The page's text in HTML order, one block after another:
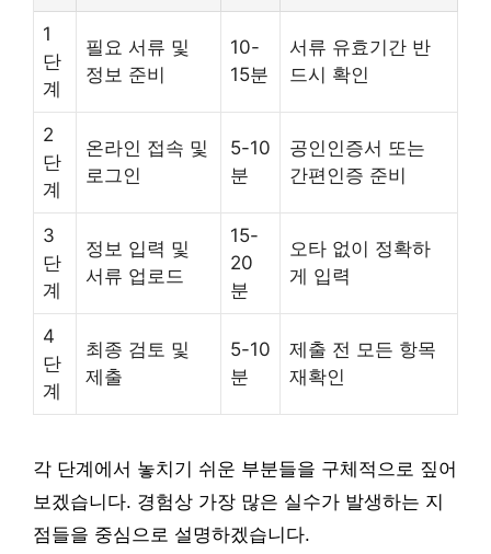
1
단
계
필요 서류 및
정보 준비
10-
15분
서류 유효기간 반
드시 확인
2
단
계
온라인 접속 및
로그인
5-10
분
공인인증서 또는
간편인증 준비
3
단
계
정보 입력 및
서류 업로드
15-
20
분
오타 없이 정확하
게 입력
4
단
계
최종 검토 및
제출
5-10
분
제출 전 모든 항목
재확인
각 단계에서 놓치기 쉬운 부분들을 구체적으로 짚어
보겠습니다. 경험상 가장 많은 실수가 발생하는 지
점들을 중심으로 설명하겠습니다.